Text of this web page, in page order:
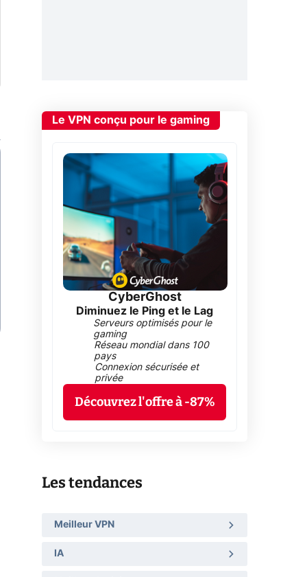
Le VPN conçu pour le gaming
CyberGhost
Diminuez le Ping et le Lag
Serveurs optimisés pour le
gaming
Réseau mondial dans 100
pays
Connexion sécurisée et
privée
Découvrez l'offre à -87%
Les tendances
Meilleur VPN
IA